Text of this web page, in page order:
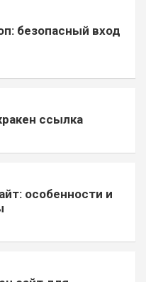
безопасный вход
ссылка
особенности и